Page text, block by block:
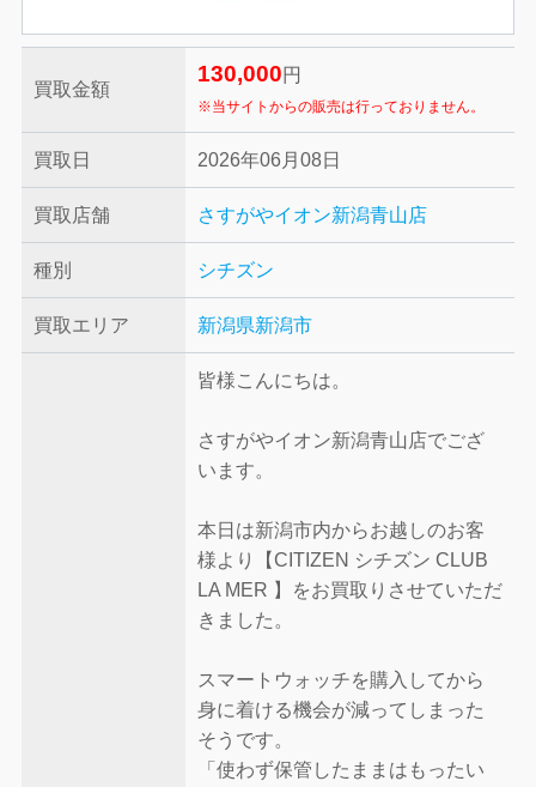
買取金額
130,000 円
※当サイトからの販売は行っておりません。
買取日 2026年06月08日
買取店舗 さすがやイオン新潟青山店
種別 シチズン
買取エリア 新潟県新潟市
皆様こんにちは。
さすがやイオン新潟青山店でござ
います。
本日は新潟市内からお越しのお客
様より【CITIZEN シチズン CLUB
LA MER 】をお買取りさせていただ
きました。
スマートウォッチを購入してから
身に着ける機会が減ってしまった
そうです。
「使わず保管したままはもったい